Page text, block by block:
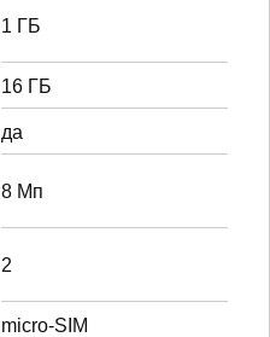
1 ГБ
16 ГБ
да
8 Мп
2
micro-SIM